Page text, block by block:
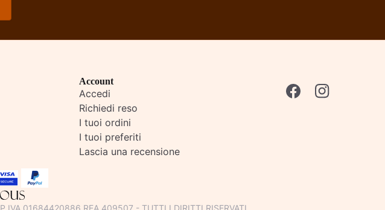
Account
Accedi
Richiedi reso
I tuoi ordini
I tuoi preferiti
Lascia una recensione
P.IVA 01684420886 REA 409507 - TUTTI I DIRITTI RISERVATI